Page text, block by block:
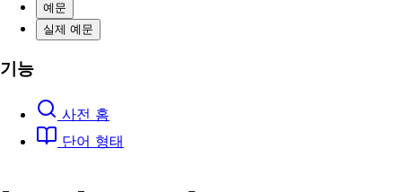
예문
실제 예문
기능
사전 홈
단어 형태